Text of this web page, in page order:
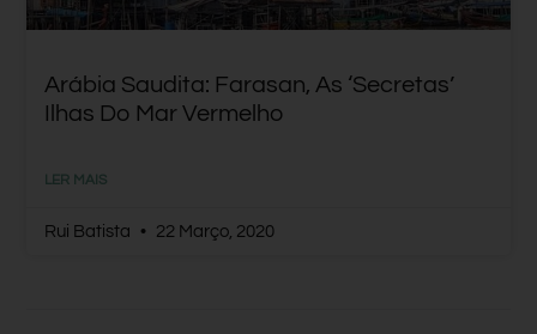
Arábia Saudita: Farasan, As ‘secretas’
Ilhas Do Mar Vermelho
LER MAIS
Rui Batista 22 Março, 2020